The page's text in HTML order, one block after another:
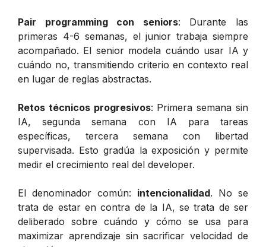
Pair programming con seniors: Durante las
primeras 4-6 semanas, el junior trabaja siempre
acompañado. El senior modela cuándo usar IA y
cuándo no, transmitiendo criterio en contexto real
en lugar de reglas abstractas.
Retos técnicos progresivos: Primera semana sin
IA, segunda semana con IA para tareas
específicas, tercera semana con libertad
supervisada. Esto gradúa la exposición y permite
medir el crecimiento real del developer.
El denominador común: intencionalidad. No se
trata de estar en contra de la IA, se trata de ser
deliberado sobre cuándo y cómo se usa para
maximizar aprendizaje sin sacrificar velocidad de